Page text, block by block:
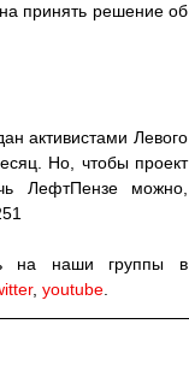
принять решение об
активистами Левого
Но, чтобы проект
ЛефтПензе можно,
на наши группы в
, youtube